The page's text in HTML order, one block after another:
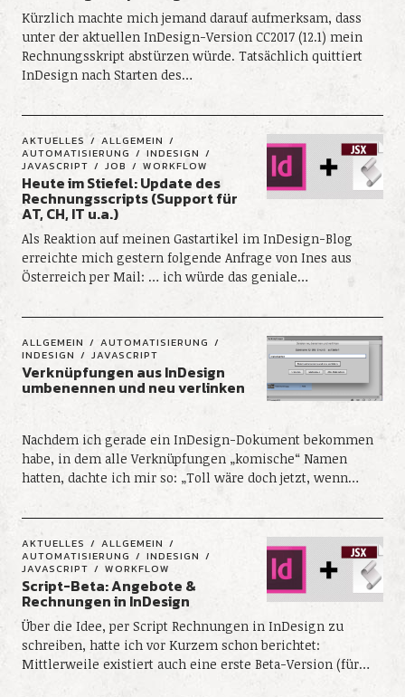
Kürzlich machte mich jemand darauf aufmerksam, dass
unter der aktuellen InDesign-Version CC2017 (12.1) mein
Rechnungsskript abstürzen würde. Tatsächlich quittiert
InDesign nach Starten des…
AKTUELLES
ALLGEMEIN
AUTOMATISIERUNG
INDESIGN
JAVASCRIPT
JOB WORKFLOW
Heute im Stiefel: Update des
Rechnungsscripts (Support für
AT, CH, IT u.a.)
Als Reaktion auf meinen Gastartikel im InDesign-Blog
erreichte mich gestern folgende Anfrage von Ines aus
Österreich per Mail: … ich würde das geniale…
ALLGEMEIN
AUTOMATISIERUNG
INDESIGN
JAVASCRIPT
Verknüpfungen aus InDesign
umbenennen und neu verlinken
Nachdem ich gerade ein InDesign-Dokument bekommen
habe, in dem alle Verknüpfungen „komische“ Namen
hatten, dachte ich mir so: „Toll wäre doch jetzt, wenn…
AKTUELLES
ALLGEMEIN
AUTOMATISIERUNG
INDESIGN
JAVASCRIPT
WORKFLOW
Script-Beta: Angebote &
Rechnungen in InDesign
Über die Idee, per Script Rechnungen in InDesign zu
schreiben, hatte ich vor Kurzem schon berichtet:
Mittlerweile existiert auch eine erste Beta-Version (für…